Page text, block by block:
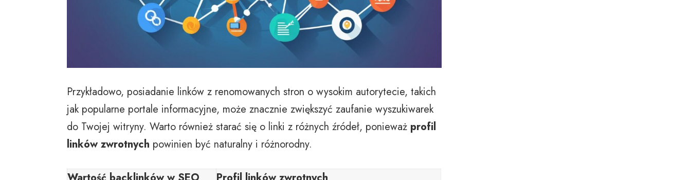
Przykładowo, posiadanie linków z renomowanych stron o wysokim autorytecie, takich
jak popularne portale informacyjne, może znacznie zwiększyć zaufanie wyszukiwarek
do Twojej witryny. Warto również starać się o linki z różnych źródeł, ponieważ profil
linków zwrotnych powinien być naturalny i różnorodny.